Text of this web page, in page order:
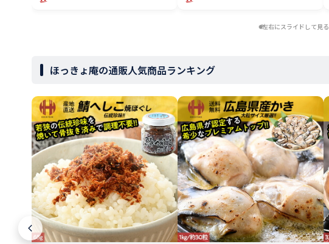
左右にスライドして見る
ほっきょ庵の通販人気商品ランキング